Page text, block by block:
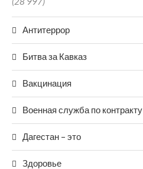
Антитеррор
Битва за Кавказ
Вакцинация
Военная служба по контракту
Дагестан – это
Здоровье